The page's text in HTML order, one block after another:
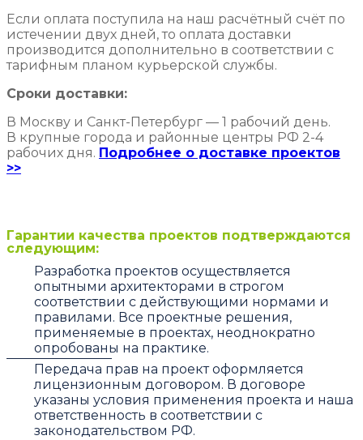
Если оплата поступила на наш расчётный счёт по
истечении двух дней, то оплата доставки
производится дополнительно в соответствии с
тарифным планом курьерской службы.
Сроки доставки:
В Москву и Санкт-Петербург — 1 рабочий день.
В крупные города и районные центры РФ 2-4
рабочих дня. Подробнее о доставке проектов
>>
Гарантии качества проектов подтверждаются
следующим:
Разработка проектов осуществляется
опытными архитекторами в строгом
соответствии с действующими нормами и
правилами. Все проектные решения,
применяемые в проектах, неоднократно
опробованы на практике.
Передача прав на проект оформляется
лицензионным договором. В договоре
указаны условия применения проекта и наша
ответственность в соответствии с
законодательством РФ.